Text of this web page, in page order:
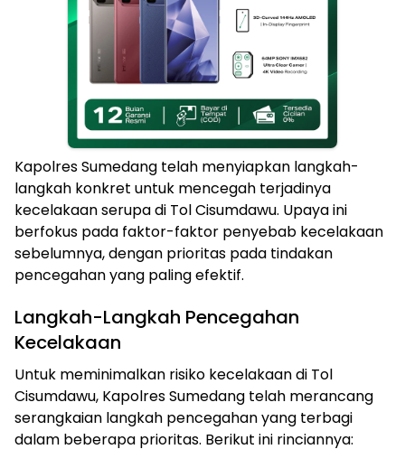
Kapolres Sumedang telah menyiapkan langkah-
langkah konkret untuk mencegah terjadinya
kecelakaan serupa di Tol Cisumdawu. Upaya ini
berfokus pada faktor-faktor penyebab kecelakaan
sebelumnya, dengan prioritas pada tindakan
pencegahan yang paling efektif.
Langkah-Langkah Pencegahan
Kecelakaan
Untuk meminimalkan risiko kecelakaan di Tol
Cisumdawu, Kapolres Sumedang telah merancang
serangkaian langkah pencegahan yang terbagi
dalam beberapa prioritas. Berikut ini rinciannya: